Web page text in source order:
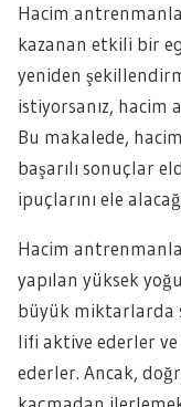
Hacim
kazanan etkili bir
yeniden
istiyorsanız, hacim
Bu makalede,
başarılı sonuçlar
ipuçlarını ele
Hacim
yapılan yüksek
büyük miktarlarda
lifi aktive ederler
ederler. Ancak,